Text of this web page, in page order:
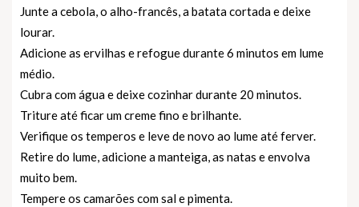
Junte a cebola, o alho-francês, a batata cortada e deixe
lourar.
Adicione as ervilhas e refogue durante 6 minutos em lume
médio.
Cubra com água e deixe cozinhar durante 20 minutos.
Triture até ficar um creme fino e brilhante.
Verifique os temperos e leve de novo ao lume até ferver.
Retire do lume, adicione a manteiga, as natas e envolva
muito bem.
Tempere os camarões com sal e pimenta.